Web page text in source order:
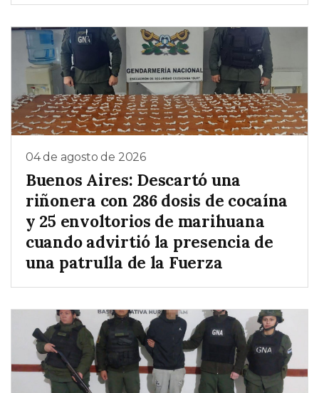
04 de agosto de 2026
Buenos Aires: Descartó una
riñonera con 286 dosis de cocaína
y 25 envoltorios de marihuana
cuando advirtió la presencia de
una patrulla de la Fuerza